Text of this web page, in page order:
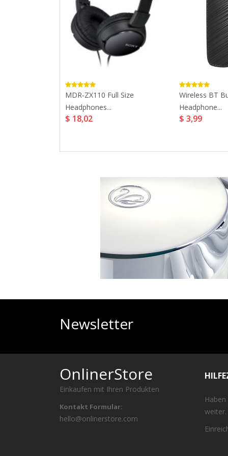
MDR-ZX110 Full Size
Headphones...
$ 18,02
Wireless BT
Headphone...
$ 3,99
Newsletter
OnlinerStore
Einkaufen mit Ihren Produkten
Kontakt Formular:
hello@onlinerstore.com
weiter.